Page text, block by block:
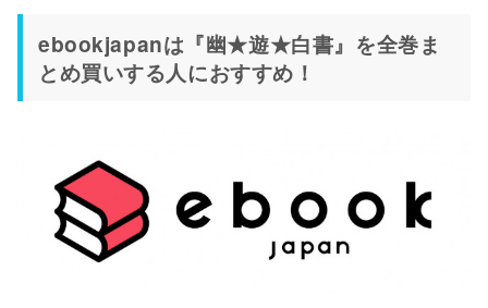
ebookjapanは『幽★遊★白書』を全巻ま
とめ買いする人におすすめ！